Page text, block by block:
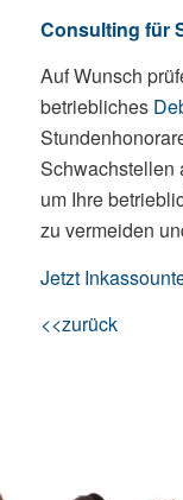
Consulting für
Auf Wunsch
betriebliches
Schwachstellen
um Ihre
zu vermeiden
Jetzt
<<zurück